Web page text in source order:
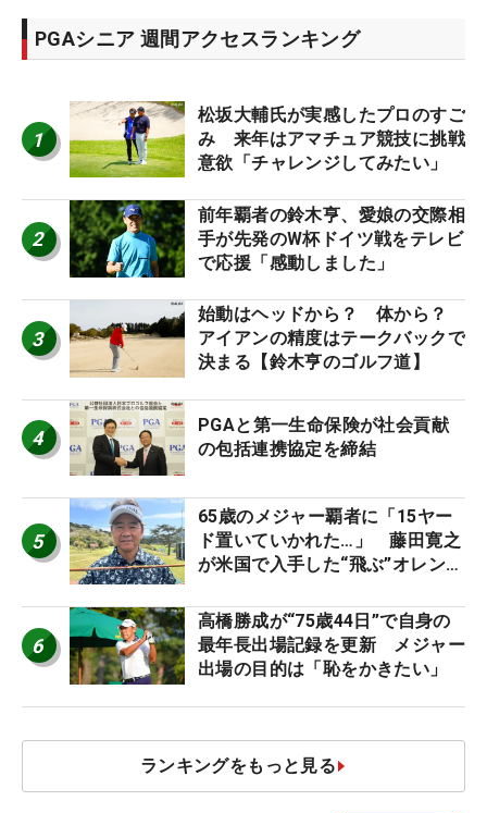
PGAシニア 週間アクセスランキング
1
松坂大輔氏が実感したプロのすご
み 来年はアマチュア競技に挑戦
意欲「チャレンジしてみたい」
2
前年覇者の鈴木亨、愛娘の交際相
手が先発のW杯ドイツ戦をテレビ
で応援「感動しました」
3
始動はヘッドから？ 体から？
アイアンの精度はテークバックで
決まる【鈴木亨のゴルフ道】
4
PGAと第一生命保険が社会貢献
の包括連携協定を締結
5
65歳のメジャー覇者に「15ヤー
ド置いていかれた…」 藤田寛之
が米国で入手した“飛ぶ”オレンジ
6
高橋勝成が“75歳44日”で自身の
最年長出場記録を更新 メジャー
出場の目的は「恥をかきたい」
ランキングをもっと見る